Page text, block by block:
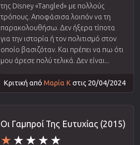
της Disney «Tangled» με πολλούς
τρόπους. Αποφάσισα λοιπόν να τη
παρακολουθήσω. Δεν ήξερα τίποτα
για την ιστορία ή τον πολιτισμό στον
οποίο βασιζόταν. Και πρέπει να πω ότι
μου άρεσε πολύ τελικά. Δεν είναι...
Κριτική από Μαρία Κστις 20/04/2024
Οι Γαμπροί Της Ευτυχίας (2015)